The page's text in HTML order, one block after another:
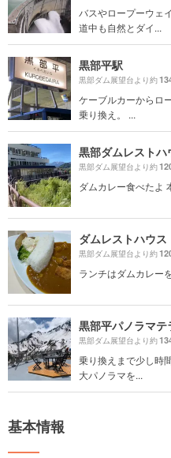
バスやロープーウェ
道中も自然とダイ...
黒部平駅
黒部ダム展望台より約
ケーブルカーからロ
乗り換え。 ...
黒部ダムレストハ
黒部ダム展望台より約
ダムカレー食べたよ
ダムレストハウス
黒部ダム展望台より約
ランチはダムカレー
黒部平パノラマテ
黒部ダム展望台より約
乗り換えまで少し時
⼤パノラマを...
基本情報